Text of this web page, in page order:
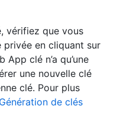
vérifiez que vous
privée en cliquant sur
App clé n’a qu’une
une nouvelle clé
clé. Pour plus
Génération de clés